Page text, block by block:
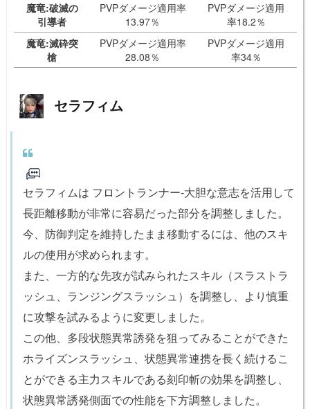
魔竜:破滅の
引導者
PVPダメージ適用率
13.97％
PVPダメージ適用
率18.2％
魔竜:滅砕突
槍
PVPダメージ適用率
28.08％
PVPダメージ適用
率34％
セラフィム
セラフィムは フロントランナー-大胆な意志を活用して
長距離移動が非常に容易だった部分を調整しました。
今、防御判定を維持したまま移動するには、他のスキ
ルの使用が求められます。
また、一方的な先攻が試みられたスキル（スラストラ
ッシュ、ランジングスラッシュ）を調整し、より慎重
に攻撃を試みるように変更しました。
この他、多段状態異常誘発を狙ってみることができた
ホライズンスラッシュ、状態異常連携を長く続けるこ
とができる主力スキルである刻印斬の効果を調整し、
状態異常誘発側面での性能を下方調整しました。